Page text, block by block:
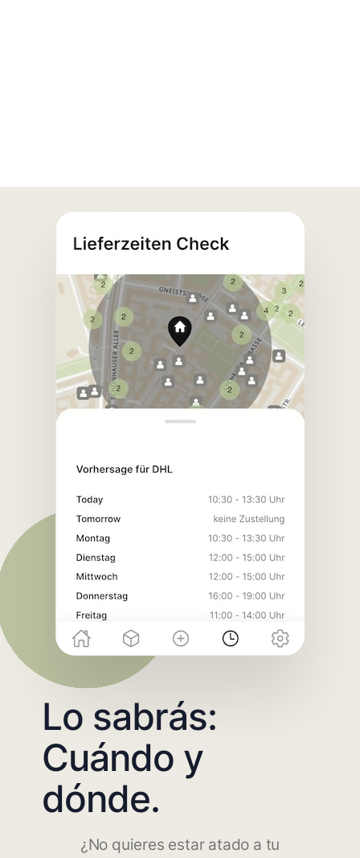
Lo sabrás:
Cuándo y
dónde.
¿No quieres estar atado a tu